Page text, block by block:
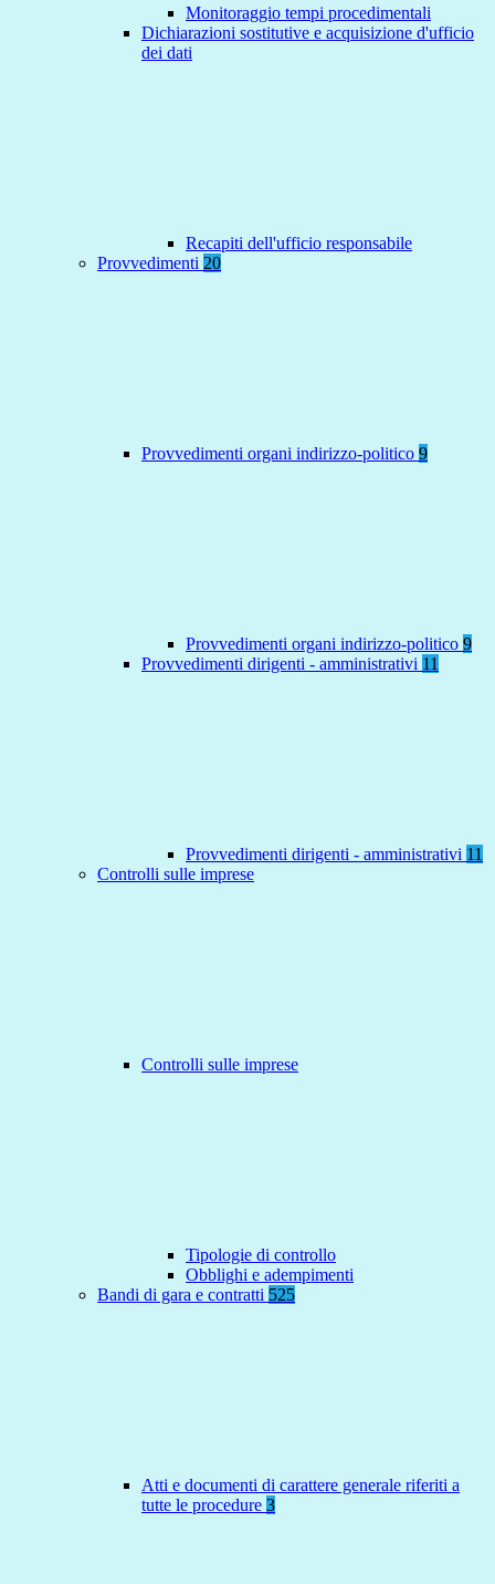
Monitoraggio tempi procedimentali
Dichiarazioni sostitutive e acquisizione d'ufficio
dei dati
Recapiti dell'ufficio responsabile
Provvedimenti 20
Provvedimenti organi indirizzo-politico 9
Provvedimenti organi indirizzo-politico 9
Provvedimenti dirigenti - amministrativi 11
Provvedimenti dirigenti - amministrativi 11
Controlli sulle imprese
Controlli sulle imprese
Tipologie di controllo
Obblighi e adempimenti
Bandi di gara e contratti 525
Atti e documenti di carattere generale riferiti a
tutte le procedure 3